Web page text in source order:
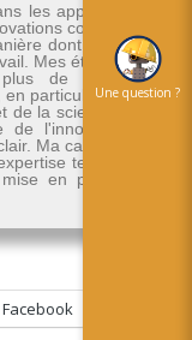
les applications
concrètes.
dont on peut
Mes études en
plus de 30 ans
particulier dans
de la science des
de l'innovation -
Ma carrière se
technique
en place de
Facebook
Une question ?